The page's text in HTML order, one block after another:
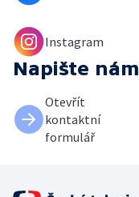
Instagram
Napište nám
Otevřít
kontaktní
formulář